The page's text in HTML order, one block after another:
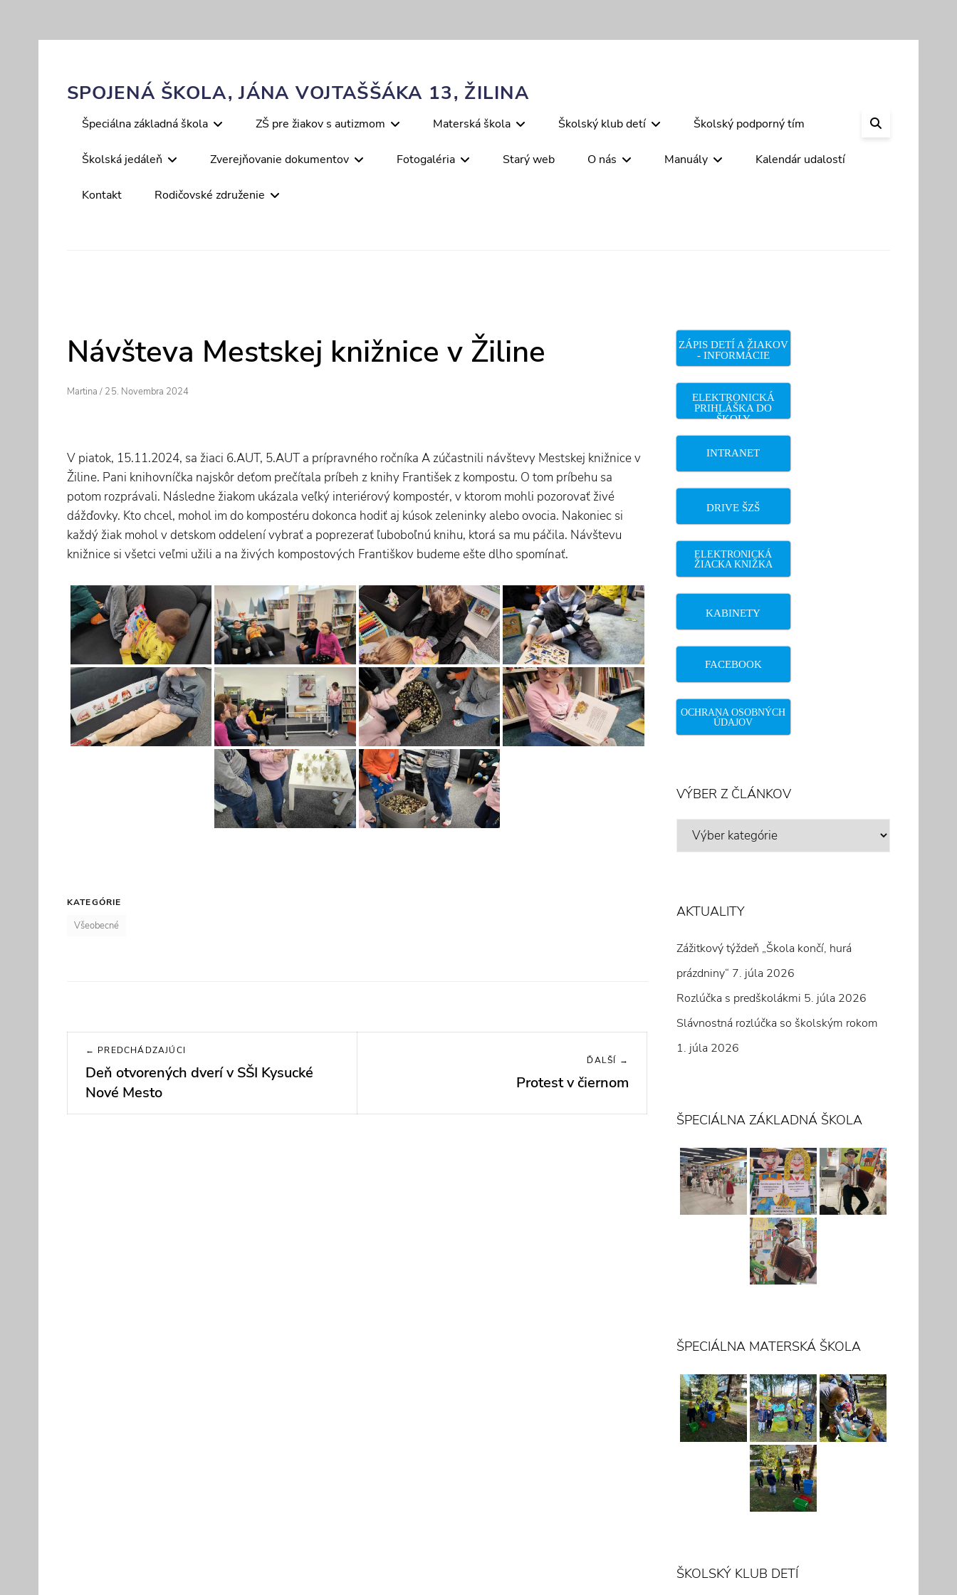
contentSPOJENÁ ŠKOLA, JÁNA VOJTAŠŠÁKA 13, ŽILINA
Primary
Špeciálna základná škola ZŠ pre žiakov s autizmom Materská škola Školský klub detí Školský podporný tím
Školská jedáleň Zverejňovanie dokumentov Fotogaléria Starý web O nás Manuály Kalendár udalostí
Kontakt Rodičovské združenie
Návšteva Mestskej knižnice v Žiline
Author
Martina / Posted
25. Novembra 2024
V piatok, 15.11.2024, sa žiaci 6.AUT, 5.AUT a prípravného ročníka A zúčastnili návštevy Mestskej knižnice v
Žiline. Pani knihovníčka najskôr deťom prečítala príbeh z knihy František z kompostu. O tom príbehu sa
potom rozprávali. Následne žiakom ukázala veľký interiérový kompostér, v ktorom mohli pozorovať živé
dážďovky. Kto chcel, mohol im do kompostéru dokonca hodiť aj kúsok zeleninky alebo ovocia. Nakoniec si
každý žiak mohol v detskom oddelení vybrať a poprezerať ľuboboľnú knihu, ktorá sa mu páčila. Návštevu
knižnice si všetci veľmi užili a na živých kompostových Františkov budeme ešte dlho spomínať.
KATEGÓRIE
Všeobecné
Navigácia
článku
← PREDCHÁDZAJÚCI
Previous
post:
Deň otvorených dverí v SŠI Kysucké
Nové Mesto
ĎALŠÍ →
Next
Protest v čiernom
ZÁPIS DETÍ A ŽIAKOV
- INFORMÁCIE
ELEKTRONICKÁ
PRIHLÁŠKA DO
ŠKOLY
INTRANET
DRIVE ŠZŠ
ELEKTRONICKÁ
ŽIACKA KNIŽKA
KABINETY
FACEBOOK
OCHRANA OSOBNÝCH
ÚDAJOV
VÝBER Z ČLÁNKOV
VÝBER
AKTUALITY
Zážitkový týždeň „Škola končí, hurá
prázdniny“ 7. júla 2026
Rozlúčka s predškolákmi 5. júla 2026
Slávnostná rozlúčka so školským rokom
1. júla 2026
ŠPECIÁLNA ZÁKLADNÁ ŠKOLA
ŠPECIÁLNA MATERSKÁ ŠKOLA
ŠKOLSKÝ KLUB DETÍ